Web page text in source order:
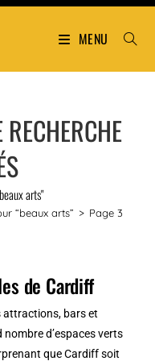
MENU
RECHERCHE
arts"
“beaux arts” > Page 3
de Cardiff
attractions, bars et
d’espaces verts
que Cardiff soit